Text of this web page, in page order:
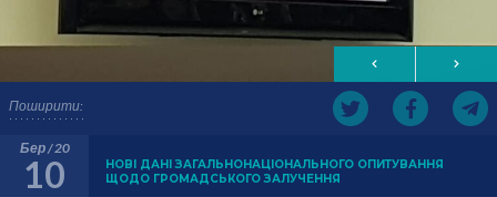
Поширити:
Бер / 20
10
НОВІ ДАНІ ЗАГАЛЬНОНАЦІОНАЛЬНОГО ОПИТУВАННЯ
ЩОДО ГРОМАДСЬКОГО ЗАЛУЧЕННЯ